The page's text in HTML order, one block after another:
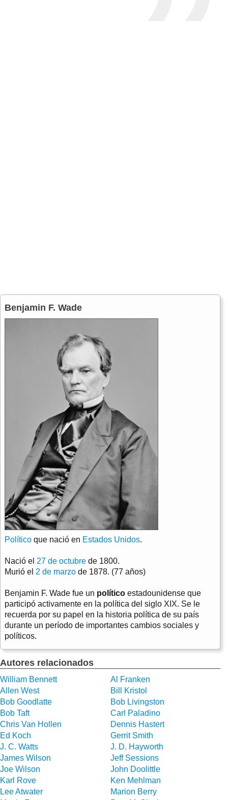
Benjamin F. Wade
Político que nació en Estados Unidos.
Nació el 27 de octubre de 1800.
Murió el 2 de marzo de 1878. (77 años)
Benjamin F. Wade fue un político estadounidense que
participó activamente en la política del siglo XIX. Se le
recuerda por su papel en la historia política de su país
durante un período de importantes cambios sociales y
políticos.
Autores relacionados
William Bennett
Al Franken
Allen West
Bill Kristol
Bob Goodlatte
Bob Livingston
Bob Taft
Carl Paladino
Chris Van Hollen
Dennis Hastert
Ed Koch
Gerrit Smith
J. C. Watts
J. D. Hayworth
James Wilson
Jeff Sessions
Joe Wilson
John Doolittle
Karl Rove
Ken Mehlman
Lee Atwater
Marion Berry